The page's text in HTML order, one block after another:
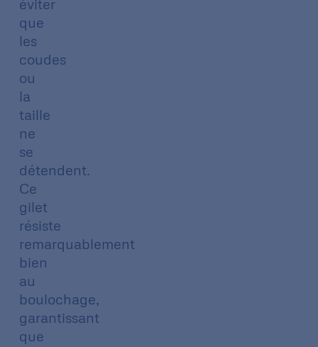
éviter
que
les
coudes
ou
la
taille
ne
se
détendent.
Ce
gilet
résiste
remarquablement
bien
au
boulochage,
garantissant
que